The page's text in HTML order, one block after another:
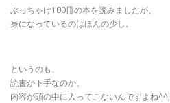
ぶっちゃけ100冊の本を読みましたが、
身になっているのはほんの少し。
というのも、
読書が下手なのか、
内容が頭の中に入ってこないんですよね^^;